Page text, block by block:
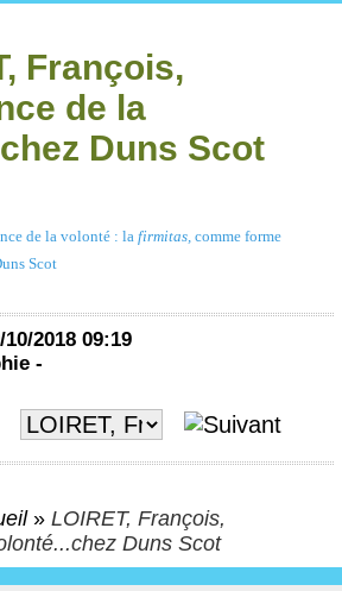
François,
de la
Duns Scot
de la volonté : la firmitas, comme forme
Scot
10/2018 09:19
-
» LOIRET, François,
Duns Scot